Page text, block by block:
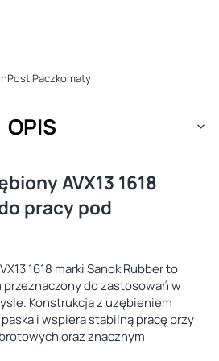
Paczkomaty
OPIS
AVX13 1618
pracy pod
1618 marki Sanok Rubber to
do zastosowań w
Konstrukcja z uzębieniem
i wspiera stabilną pracę przy
oraz znacznym